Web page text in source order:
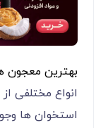
بهترین معجون
انواع مختلفی
استخوان ها